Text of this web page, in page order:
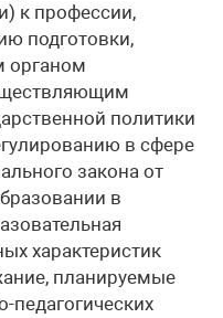
к профессии,
подготовки,
органом
политики
в сфере
закона от
в
характеристик
планируемые
педагогических